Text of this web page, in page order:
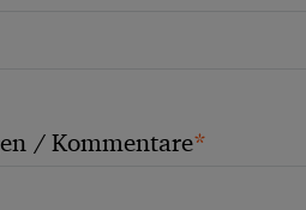
/ Kommentare*